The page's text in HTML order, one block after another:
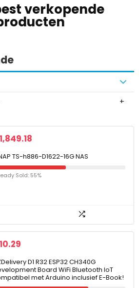
verkopende
1,849.18
TS-h886-D1622-16G NAS
Sold: 55%
10.29
D1 R32 ESP32 CH340G
Board WiFi Bluetooth IoT
met Arduino inclusief E-Book!